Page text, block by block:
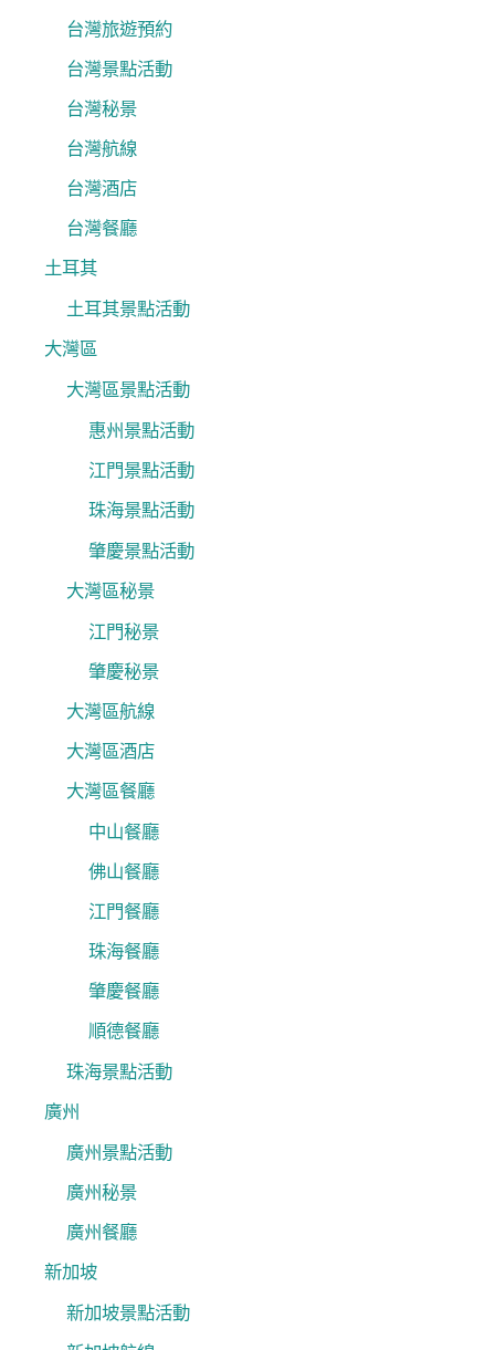
台灣旅遊預約
台灣景點活動
台灣秘景
台灣航線
台灣酒店
台灣餐廳
土耳其
土耳其景點活動
大灣區
大灣區景點活動
惠州景點活動
江門景點活動
珠海景點活動
肇慶景點活動
大灣區秘景
江門秘景
肇慶秘景
大灣區航線
大灣區酒店
大灣區餐廳
中山餐廳
佛山餐廳
江門餐廳
珠海餐廳
肇慶餐廳
順德餐廳
珠海景點活動
廣州
廣州景點活動
廣州秘景
廣州餐廳
新加坡
新加坡景點活動